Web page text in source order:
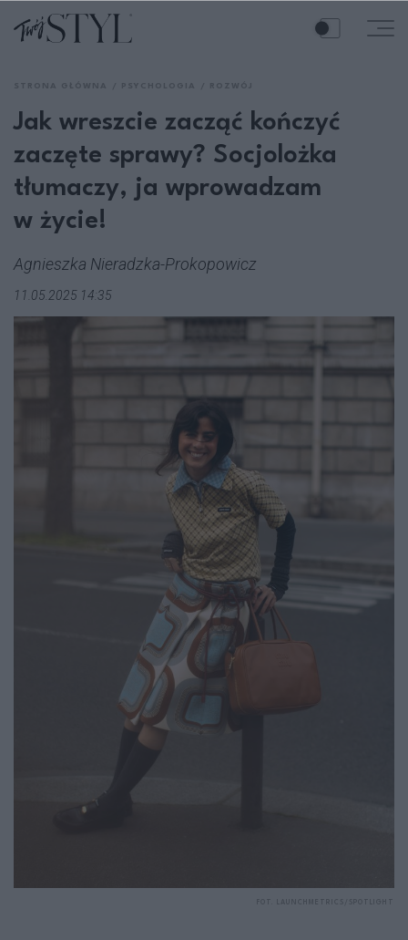
Jak wreszcie zacząć kończyć
zaczęte sprawy? Socjolożka
tłumaczy, ja wprowadzam
w życie!
Agnieszka Nieradzka-Prokopowicz
11.05.2025 14:35